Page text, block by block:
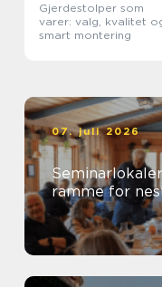
Gjerdestolper som
varer: valg, kvalitet
smart montering
07. juli 2026
Seminarlokaler oslo slik
ramme for